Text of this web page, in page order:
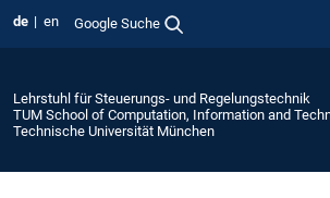
de en Google Suche
Lehrstuhl für Steuerungs- und Regelungstechnik
TUM School of Computation, Information and
Technische Universität München